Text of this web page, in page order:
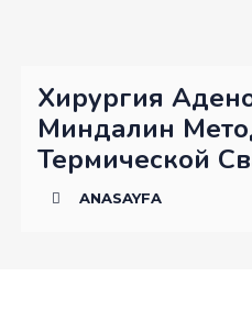
Хирургия
Миндалин
Термической
ANASAYFA